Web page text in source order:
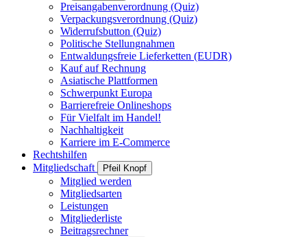
Preisangabenverordnung (Quiz)
Verpackungsverordnung (Quiz)
Widerrufsbutton (Quiz)
Politische Stellungnahmen
Entwaldungsfreie Lieferketten (EUDR)
Kauf auf Rechnung
Asiatische Plattformen
Schwerpunkt Europa
Barrierefreie Onlineshops
Für Vielfalt im Handel!
Nachhaltigkeit
Karriere im E-Commerce
Rechtshilfen
Mitgliedschaft
Pfeil Knopf
Mitglied werden
Mitgliedsarten
Leistungen
Mitgliederliste
Beitragsrechner